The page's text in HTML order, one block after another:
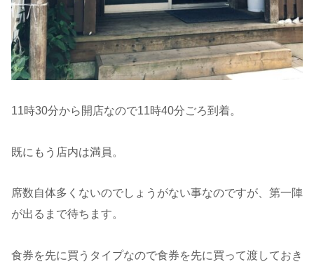
11時30分から開店なので11時40分ごろ到着。
既にもう店内は満員。
席数自体多くないのでしょうがない事なのですが、第一陣
が出るまで待ちます。
食券を先に買うタイプなので食券を先に買って渡しておき